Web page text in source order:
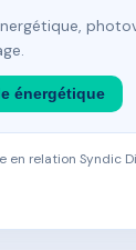
énergétique
en relation Syndic